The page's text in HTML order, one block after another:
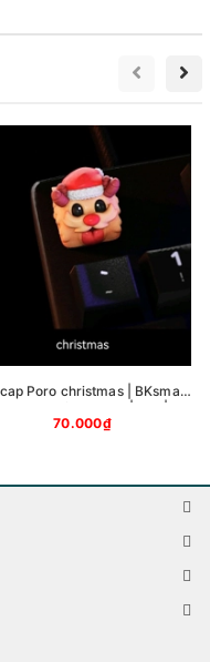
𝐜𝐨̂𝐧𝐠 𝐧𝐠𝐡𝐞̣̂
đ𝐞̣𝐩
Poro christmas | BKsmart
League of Legends | LoL |
Bàn phím cơ | Liên Minh
70.000₫